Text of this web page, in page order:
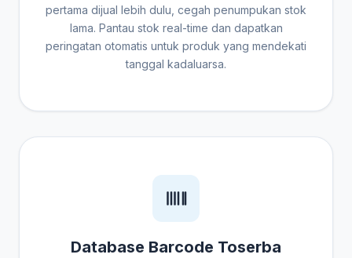
pertama dijual lebih dulu, cegah penumpukan stok
lama. Pantau stok real-time dan dapatkan
peringatan otomatis untuk produk yang mendekati
tanggal kadaluarsa.
Database Barcode Toserba